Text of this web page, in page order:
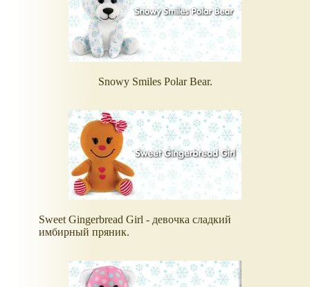
Snowy Smiles Polar Bear.
Sweet Gingerbread Girl - девочка сладкий
имбирный пряник.